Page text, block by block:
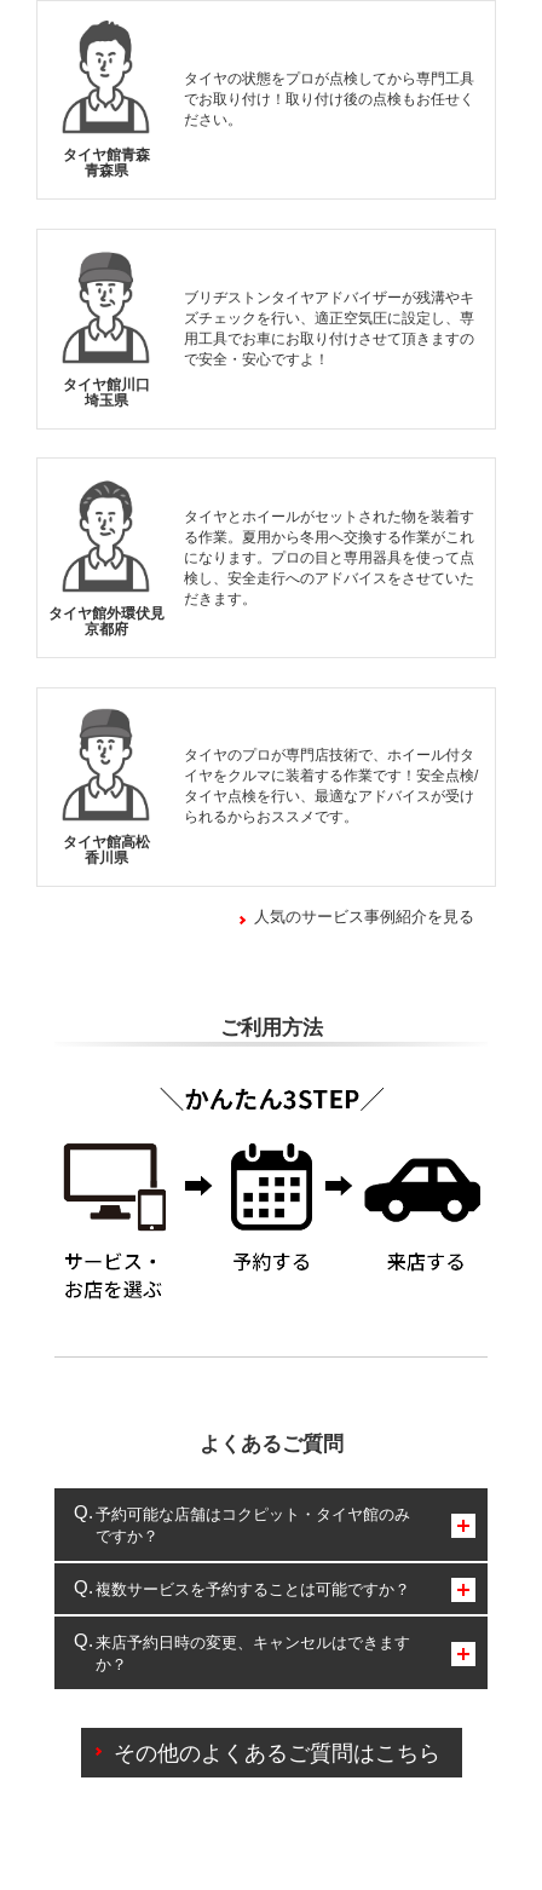
タイヤ館青森
青森県
タイヤの状態をプロが点検してから専門工具
でお取り付け！取り付け後の点検もお任せく
ださい。
タイヤ館川口
埼玉県
ブリヂストンタイヤアドバイザーが残溝やキ
ズチェックを行い、適正空気圧に設定し、専
用工具でお車にお取り付けさせて頂きますの
で安全・安心ですよ！
タイヤ館外環伏見
京都府
タイヤとホイールがセットされた物を装着す
る作業。夏用から冬用へ交換する作業がこれ
になります。プロの目と専用器具を使って点
検し、安全走行へのアドバイスをさせていた
だきます。
タイヤ館高松
香川県
タイヤのプロが専門店技術で、ホイール付タ
イヤをクルマに装着する作業です！安全点検/
タイヤ点検を行い、最適なアドバイスが受け
られるからおススメです。
人気のサービス事例紹介を見る
ご利用方法
よくあるご質問
予約可能な店舗はコクピット・タイヤ館のみ
ですか？
コクピット・タイヤ館のみとなります。
複数サービスを予約することは可能ですか？
複数サービスのご予約は可能です。
一部の商品・サービスの組み合わせに限り、同時にご予約が
出来ないものもございます。
来店予約日時の変更、キャンセルはできます
か？
ご来店予約日の3営業日前を過ぎている場合のご予約
の日時変更につきましては、直接ご予約の店舗まで
その他のよくあるご質問はこちら